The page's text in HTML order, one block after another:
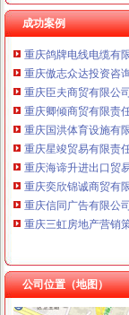
成功案例
重庆鸽牌电线电缆有
重庆傲志众达投资咨
重庆臣夫商贸有限公
重庆卿倾商贸有限责
重庆国洪体育设施有
重庆星竣贸易有限责
重庆海谛升进出口贸
重庆奕欣锦诚商贸有
重庆信同广告有限公
重庆三虹房地产营销
重庆宝鹰汽车销售有
重庆鸽牌电线电缆有
重庆傲志众达投资咨
重庆臣夫商贸有限公
公司位置（地图）